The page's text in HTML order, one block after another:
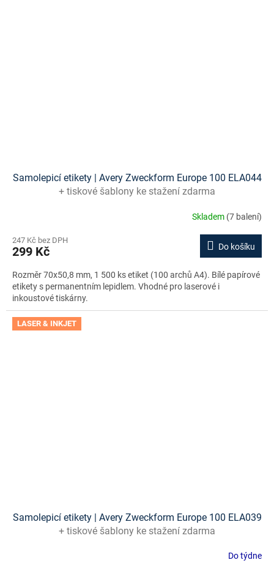
Samolepicí etikety | Avery Zweckform Europe 100 ELA044
+ tiskové šablony ke stažení zdarma
Skladem (7 balení)
247 Kč bez DPH
299 Kč Do košíku
Rozměr 70x50,8 mm, 1 500 ks etiket (100 archů A4). Bílé papírové
etikety s permanentním lepidlem. Vhodné pro laserové i
inkoustové tiskárny.
LASER & INKJET
Samolepicí etikety | Avery Zweckform Europe 100 ELA039
+ tiskové šablony ke stažení zdarma
Do týdne